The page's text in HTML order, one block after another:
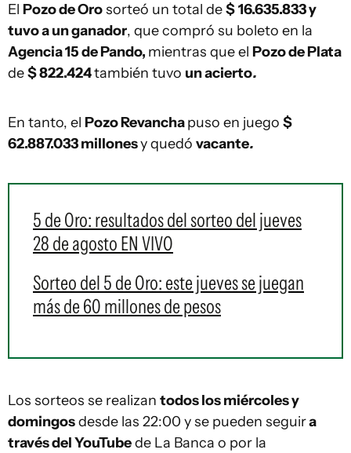
El Pozo de Orosorteó un total de$16.635.833 y
tuvo a un ganador, que compró su boleto en la
Agencia 15 de Pando, mientras que el Pozo de Plata
de$ 822.424también tuvo un acierto.
En tanto, el Pozo Revanchapuso en juego $
62.887.033 millonesy quedó vacante.
5 de Oro: resultados del sorteo del jueves
28 de agosto EN VIVO
Sorteo del 5 de Oro: este jueves se juegan
más de 60 millones de pesos
Los sorteos se realizan todos los miércoles y
domingosdesde las 22:00 y se pueden seguira
través del YouTubede La Banca o por la